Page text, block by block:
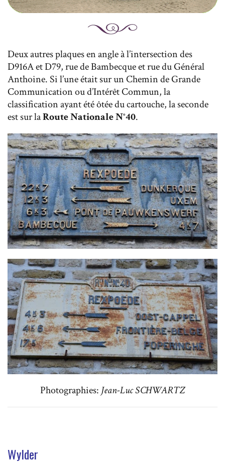
Deux autres plaques en angle à l’intersection des
D916A et D79, rue de Bambecque et rue du Général
Anthoine. Si l’une était sur un Chemin de Grande
Communication ou d’Intérêt Commun, la
classification ayant été ôtée du cartouche, la seconde
est sur laRoute Nationale N°40.
Photographies: Jean-Luc SCHWARTZ
Wylder